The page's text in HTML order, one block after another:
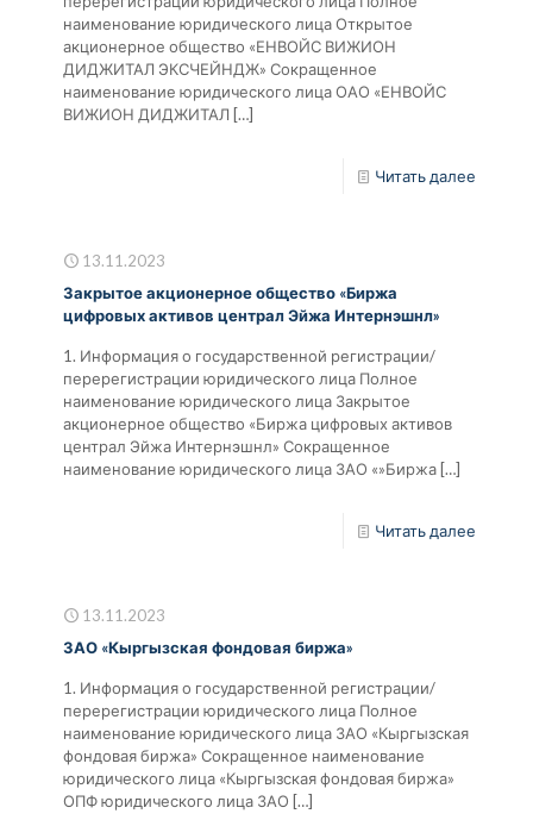
наименование юридического лица Открытое
акционерное общество «ЕНВОЙС ВИЖИОН
ДИДЖИТАЛ ЭКСЧЕЙНДЖ» Сокращенное
наименование юридического лица ОАО «ЕНВОЙС
ВИЖИОН ДИДЖИТАЛ […]
Читать далее
13.11.2023
Закрытое акционерное общество «Биржа
цифровых активов централ Эйжа Интернэшнл»
1. Информация о государственной регистрации/
перерегистрации юридического лица Полное
наименование юридического лица Закрытое
акционерное общество «Биржа цифровых активов
централ Эйжа Интернэшнл» Сокращенное
наименование юридического лица ЗАО «»Биржа[…]
Читать далее
13.11.2023
ЗАО «Кыргызская фондовая биржа»
1. Информация о государственной регистрации/
перерегистрации юридического лица Полное
наименование юридического лица ЗАО «Кыргызская
фондовая биржа» Сокращенное наименование
юридического лица «Кыргызская фондовая биржа»
ОПФ юридического лица ЗАО […]